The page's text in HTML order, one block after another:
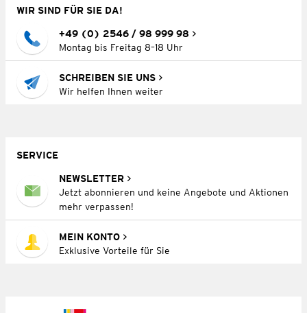
WIR SIND FÜR SIE DA!
+49 (0) 2546 / 98 999 98
Montag bis Freitag 8–18 Uhr
SCHREIBEN SIE UNS
Wir helfen Ihnen weiter
SERVICE
NEWSLETTER
Jetzt abonnieren und keine Angebote und Aktionen
mehr verpassen!
MEIN KONTO
Exklusive Vorteile für Sie